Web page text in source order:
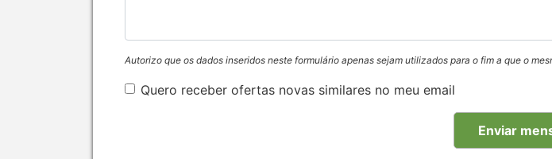
Autorizo que os dados inseridos neste formulário apenas sejam utilizados para o fim a que o
Quero receber ofertas novas similares no meu email